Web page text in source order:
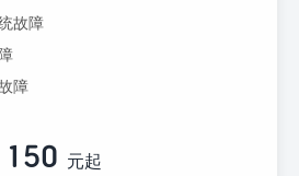
故障
障
150 元起